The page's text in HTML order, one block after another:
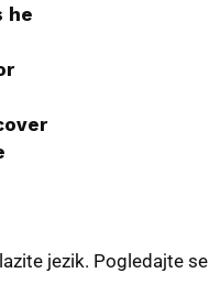
he
jezik. Pogledajte se